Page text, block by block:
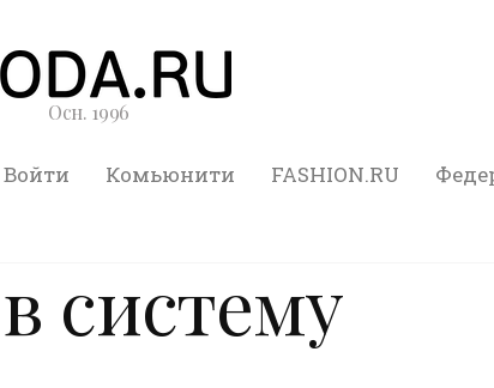
Осн. 1996
Войти Комьюнити FASHION.RU
систему